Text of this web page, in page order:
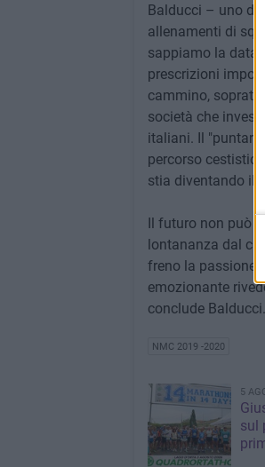
Balducci – uno
allenamenti di
sappiamo la data
prescrizioni
cammino,
società che
italiani. Il
percorso
stia diventando il
Il futuro non può
lontananza dal
freno la passione
emozionante
conclude Balducci.
NMC 2019 -2020
5
sul